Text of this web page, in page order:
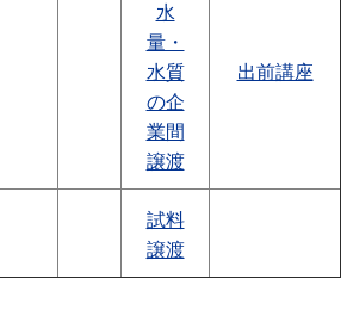
水
量・
水質
の企
業間
譲渡
出前講座
試料
譲渡